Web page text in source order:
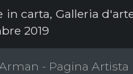
carta, Galleria
2019
- Pagina Artista